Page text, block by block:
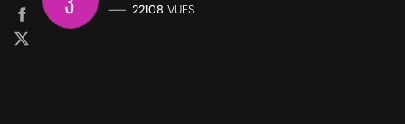
—— 22108 VUES